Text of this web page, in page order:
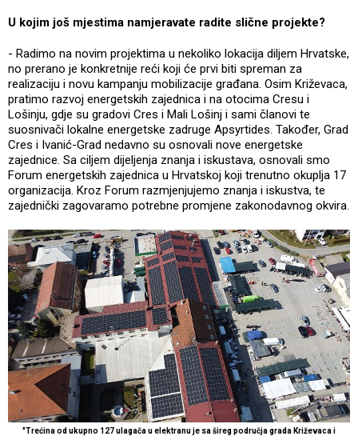
U kojim još mjestima namjeravate radite slične projekte?
- Radimo na novim projektima u nekoliko lokacija diljem Hrvatske,
no prerano je konkretnije reći koji će prvi biti spreman za
realizaciju i novu kampanju mobilizacije građana. Osim Križevaca,
pratimo razvoj energetskih zajednica i na otocima Cresu i
Lošinju, gdje su gradovi Cres i Mali Lošinj i sami članovi te
suosnivači lokalne energetske zadruge Apsyrtides. Također, Grad
Cres i Ivanić-Grad nedavno su osnovali nove energetske
zajednice. Sa ciljem dijeljenja znanja i iskustava, osnovali smo
Forum energetskih zajednica u Hrvatskoj koji trenutno okuplja 17
organizacija. Kroz Forum razmjenjujemo znanja i iskustva, te
zajednički zagovaramo potrebne promjene zakonodavnog okvira.
"Trećina od ukupno 127 ulagača u elektranu je sa šireg područja grada Križevaca i